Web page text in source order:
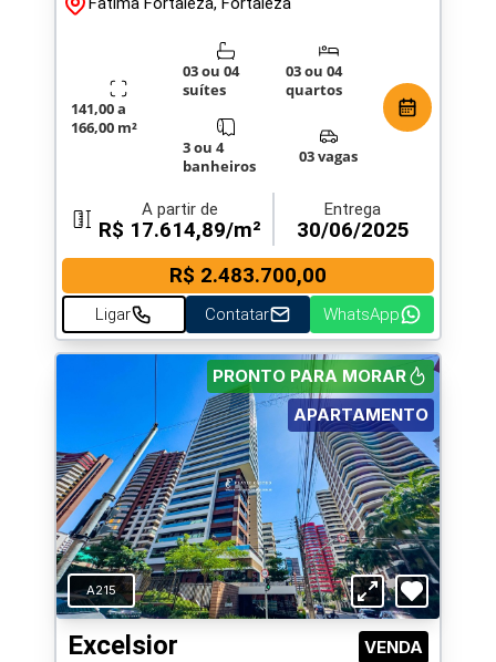
141,00 a
166,00 m²
03 ou 04
suítes
03 ou 04
quartos
3 ou 4
banheiros
03 vagas
A partir de
R$ 17.614,89/m²
Entrega
30/06/2025
R$ 2.483.700,00
Ligar Contatar WhatsApp
A215
APARTAMENTO
PRONTO PARA MORAR
Excelsior VENDA